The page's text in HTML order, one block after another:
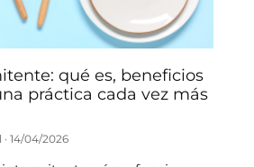
qué es, beneficios
práctica cada vez más
14/04/2026